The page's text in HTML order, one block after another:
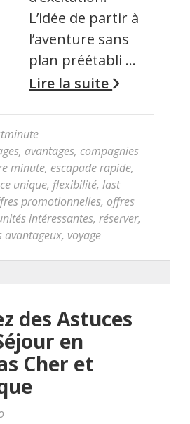
L’idée de partir à
l’aventure sans
plan préétabli …
Lire la suite
, avantages, compagnies
minute, escapade rapide,
unique, flexibilité, last
promotionnelles, offres
intéressantes, réserver,
avantageux, voyage
des Astuces
en
Cher et